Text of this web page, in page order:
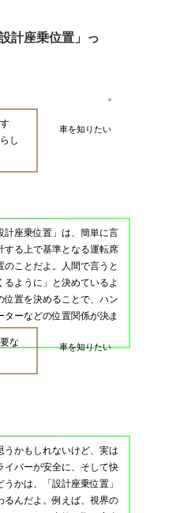
計座乗位置」っ
車を知りたい
し
計座乗位置」は、簡単に言
する上で基準となる運転席
のことだよ。人間で言うと
るように」と決めているよ
位置を決めることで、ハン
ターなどの位置関係が決ま
車を知りたい
な
うかもしれないけど、実は
イバーが安全に、そして快
かは、「設計座乗位置」
るんだよ。例えば、視界の